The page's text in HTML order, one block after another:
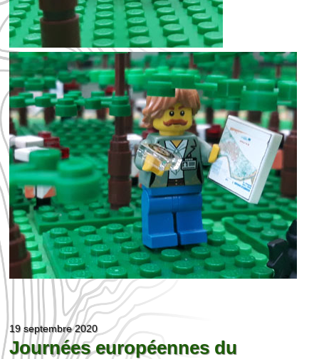
19 septembre 2020
Journées européennes du